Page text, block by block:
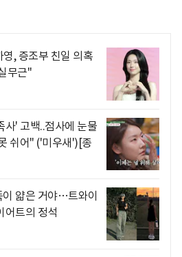
, 증조부 친일 의혹
무근"
사' 고백..점사에 눈물
쉬어" ('미우새')[종
얇은 거야…트와이
어트의 정석